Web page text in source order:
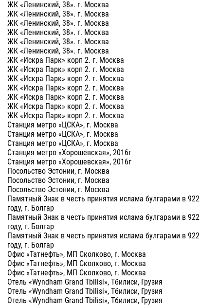
ЖК «Ленинский, 38». г. Москва
ЖК «Ленинский, 38». г. Москва
ЖК «Ленинский, 38». г. Москва
ЖК «Ленинский, 38». г. Москва
ЖК «Ленинский, 38». г. Москва
ЖК «Ленинский, 38». г. Москва
ЖК «Искра Парк» корп 2. г. Москва
ЖК «Искра Парк» корп 2. г. Москва
ЖК «Искра Парк» корп 2. г. Москва
ЖК «Искра Парк» корп 2. г. Москва
ЖК «Искра Парк» корп 2. г. Москва
ЖК «Искра Парк» корп 2. г. Москва
ЖК «Искра Парк» корп 2. г. Москва
Станция метро «ЦСКА», г. Москва
Станция метро «ЦСКА», г. Москва
Станция метро «ЦСКА», г. Москва
Станция метро «Хорошевская», 2016г
Станция метро «Хорошевская», 2016г
Посольство Эстонии, г. Москва
Посольство Эстонии, г. Москва
Посольство Эстонии, г. Москва
Памятный Знак в честь принятия ислама булгарами в 922
году, г. Болгар
Памятный Знак в честь принятия ислама булгарами в 922
году, г. Болгар
Памятный Знак в честь принятия ислама булгарами в 922
году, г. Болгар
Офис «Татнефть», МП Сколково, г. Москва
Офис «Татнефть», МП Сколково, г. Москва
Офис «Татнефть», МП Сколково, г. Москва
Отель «Wyndham Grand Tbilisi», Тбилиси, Грузия
Отель «Wyndham Grand Tbilisi», Тбилиси, Грузия
Отель «Wyndham Grand Tbilisi», Тбилиси, Грузия